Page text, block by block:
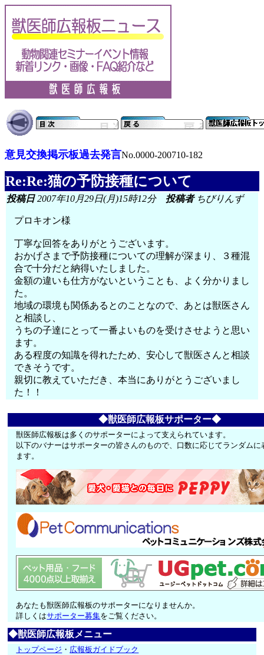
意見交換掲示板過去発言No.0000-200710-182
Re:Re:猫の予防接種について
投稿日2007年10月29日(月)15時12分 投稿者ちびりんず
プロキオン様
丁寧な回答をありがとうございます。
おかげさまで予防接種についての理解が深まり、３種混
合で十分だと納得いたしました。
金額の違いも仕方がないということも、よく分かりまし
た。
地域の環境も関係あるとのことなので、あとは獣医さん
と相談し、
うちの子達にとって一番よいものを受けさせようと思い
ます。
ある程度の知識を得れたため、安心して獣医さんと相談
できそうです。
親切に教えていただき、本当にありがとうございまし
た！！
◆獣医師広報板サポーター◆
獣医師広報板は多くのサポーターによって支えられています。
以下のバナーはサポーターの皆さんのもので、口数に応じてランダムに
ます。
あなたも獣医師広報板のサポーターになりませんか。
詳しくはサポーター募集をご覧ください。
◆獣医師広報板メニュー
トップページ ・ 広報板ガイドブック